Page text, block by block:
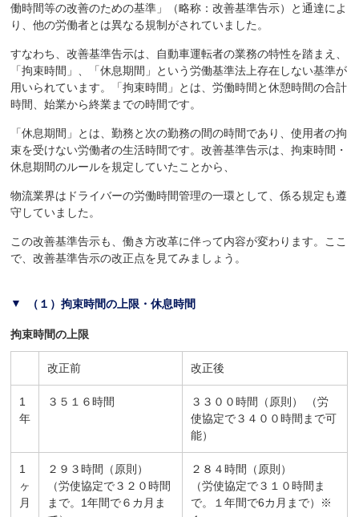
働時間等の改善のための基準」（略称：改善基準告示）と通達によ
り、他の労働者とは異なる規制がされていました。
すなわち、改善基準告示は、自動車運転者の業務の特性を踏まえ、
「拘束時間」、「休息期間」という労働基準法上存在しない基準が
用いられています。「拘束時間」とは、労働時間と休憩時間の合計
時間、始業から終業までの時間です。
「休息期間」とは、勤務と次の勤務の間の時間であり、使用者の拘
束を受けない労働者の生活時間です。改善基準告示は、拘束時間・
休息期間のルールを規定していたことから、
物流業界はドライバーの労働時間管理の一環として、係る規定も遵
守していました。
この改善基準告示も、働き方改革に伴って内容が変わります。ここ
で、改善基準告示の改正点を見てみましょう。
（１）拘束時間の上限・休息時間
拘束時間の上限
改正前 改正後
1
年
３５１６時間
３３００時間（原則） （労
使協定で３４００時間まで可
能）
1
ヶ
月
２９３時間（原則）
（労使協定で３２０時間
まで。1年間で６カ月ま
２８４時間（原則）
（労使協定で３１０時間ま
で。１年間で6カ月まで）※